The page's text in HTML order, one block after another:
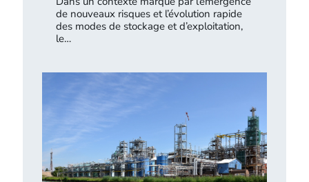
de nouveaux risques et l’évolution rapide
des modes de stockage et d’exploitation,
le…